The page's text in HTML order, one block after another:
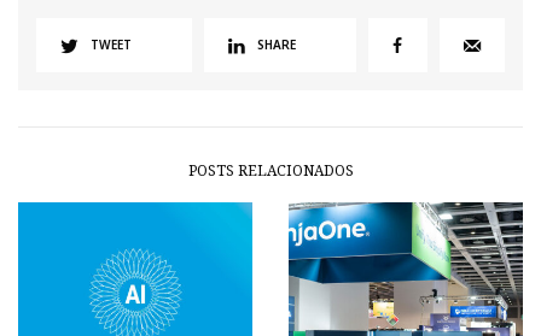
TWEET SHARE
POSTS RELACIONADOS